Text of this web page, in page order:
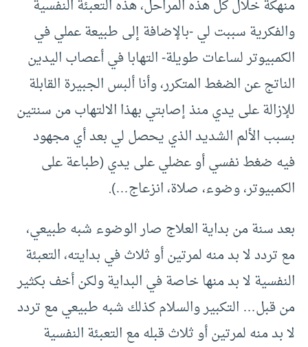
منهكة خلال كل هذه المراحل، هذه التعبئة النفسية
والفكرية سببت لي -بالإضافة إلى طبيعة عملي في
الكمبيوتر لساعات طويلة- التهابا في أعصاب اليدين
الناتج عن الضغط المتكرر، وأنا ألبس الجبيرة القابلة
للإزالة على يدي منذ إصابتي بهذا الالتهاب من سنتين
بسبب الألم الشديد الذي يحصل لي بعد أي مجهود
فيه ضغط نفسي أو عضلي على يدي (طباعة على
الكمبيوتر، وضوء، صلاة، انزعاج…).
بعد سنة من بداية العلاج صار الوضوء شبه طبيعي،
مع تردد لا بد منه لمرتين أو ثلاث في بدايته، التعبئة
النفسية لا بد منها خاصة في البداية ولكن أخف بكثير
من قبل… التكبير والسلام كذلك شبه طبيعي مع تردد
لا بد منه لمرتين أو ثلاث قبله مع التعبئة النفسية